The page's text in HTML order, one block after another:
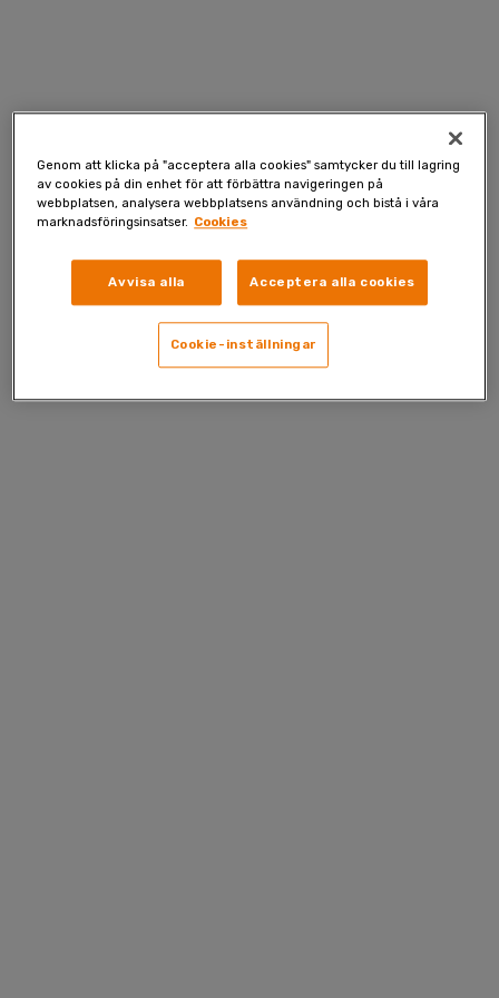
Genom att klicka på "acceptera alla cookies" samtycker du till lagring
av cookies på din enhet för att förbättra navigeringen på
webbplatsen, analysera webbplatsens användning och bistå i våra
marknadsföringsinsatser. Cookies
Avvisa alla Acceptera alla cookies
Cookie-inställningar